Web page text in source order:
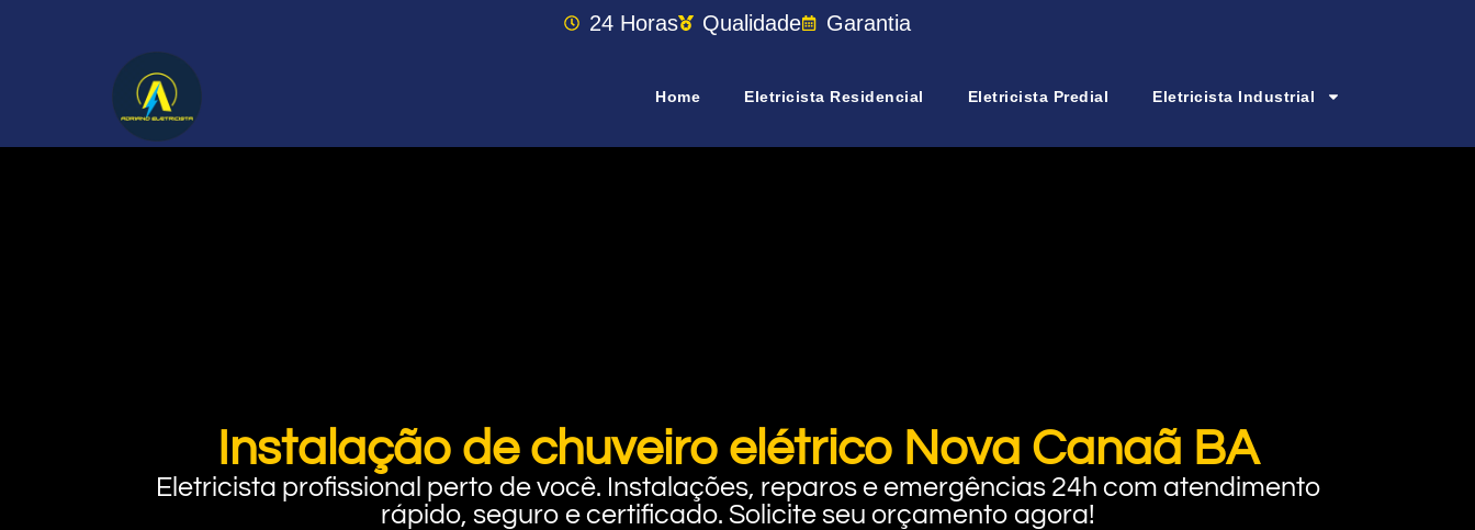
24 Horas Qualidade Garantia
Home Eletricista Residencial Eletricista Predial Eletricista Industrial
Instalação de chuveiro elétrico Nova Canaã BA
Eletricista profissional perto de você. Instalações, reparos e emergências 24h com atendimento
rápido, seguro e certificado. Solicite seu orçamento agora!